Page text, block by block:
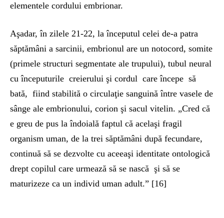
elementele cordului embrionar.
Aşadar, în zilele 21-22, la începutul celei de-a patra
săptămâni a sarcinii, embrionul are un notocord, somite
(primele structuri segmentate ale trupului), tubul neural
cu începuturile creierului şi cordul care începe să
bată, fiind stabilită o circulaţie sanguină între vasele de
sânge ale embrionului, corion şi sacul vitelin. „Cred că
e greu de pus la îndoială faptul că acelaşi fragil
organism uman, de la trei săptămâni după fecundare,
continuă să se dezvolte cu aceeaşi identitate ontologică
drept copilul care urmează să se nască şi să se
maturizeze ca un individ uman adult.” [16]